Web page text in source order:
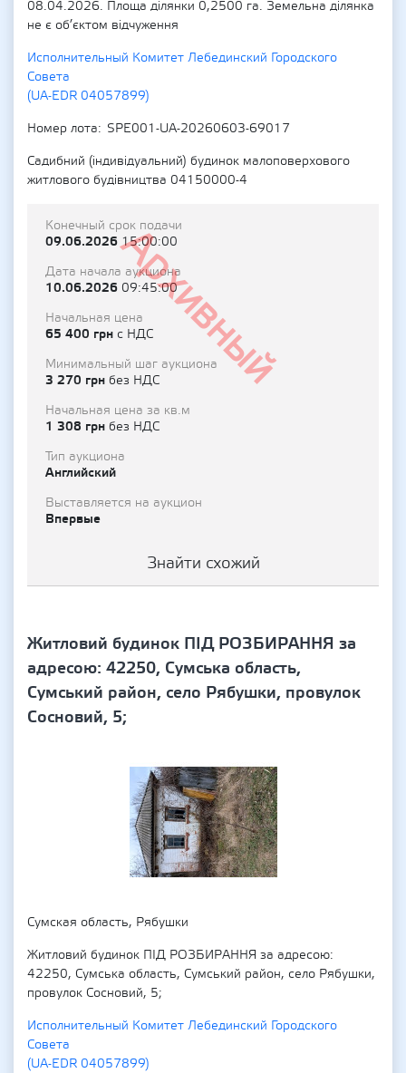
08.04.2026. Площа ділянки 0,2500 га. Земельна ділянка
не є об’єктом відчуження
Исполнительный Комитет Лебединский Городского
Совета
(UA-EDR 04057899)
Номер лота
SPE001-UA-20260603-69017
Садибний (індивідуальний) будинок малоповерхового
житлового будівництва 04150000-4
Архивный
Конечный срок подачи
09.06.202615:00:00
Дата начала аукциона
10.06.2026 09:45:00
Начальная цена
65 400 грн с НДС
Минимальный шаг аукциона
3 270 грн без НДС
Начальная цена за кв.м
1 308 грн без НДС
Тип аукциона
Английский
Выставляется на аукцион
Впервые
Знайти схожий
Житловий будинок ПІД РОЗБИРАННЯ за
адресою: 42250, Сумська область,
Сумський район, село Рябушки, провулок
Сосновий, 5;
Сумская область, Рябушки
Житловий будинок ПІД РОЗБИРАННЯ за адресою:
42250, Сумська область, Сумський район, село Рябушки,
провулок Сосновий, 5;
Исполнительный Комитет Лебединский Городского
Совета
(UA-EDR 04057899)